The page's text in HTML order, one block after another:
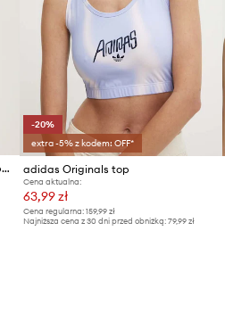
adidas Originals crop top damski bawełniany z elastanem
-20%
extra -5% z kodem: OFF*
adidas Originals top
Cena aktualna:
63,99 zł
Cena regularna: 159,99 zł
Najniższa cena z 30 dni przed obniżką: 79,99 zł